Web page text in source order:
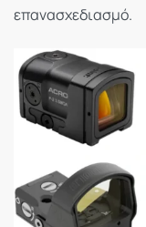
επανασχεδιασμό.